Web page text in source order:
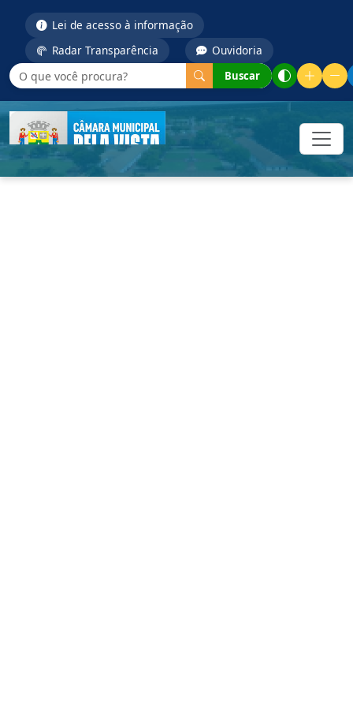
Lei de acesso à informação
Radar Transparência
Ouvidoria
Buscar